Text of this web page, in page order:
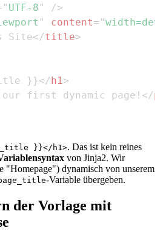
" UTF-8 "
/>
" content= "
Site</title>
}}</ h1>
our first dynamic page! </p
}}</h1>. Das ist kein reines
von Jinja2. Wir
"Homepage") dynamisch von unserem
-Variable übergeben.
der Vorlage mit